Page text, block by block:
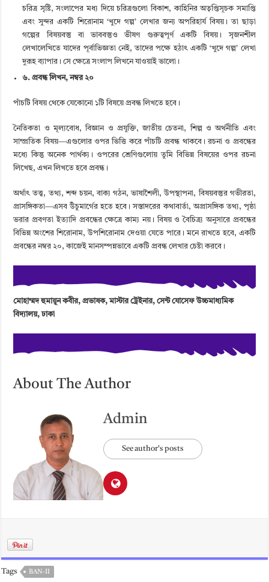
চরিত্র সৃষ্টি, সংলাপের মধ্য দিয়ে চরিত্রগুলো বিকাশ, কাহিনির অতৃপ্তিসূচক সমাপ্তি
এবং সুন্দর একটি শিরোনাম ‘খুদে গল্প’ লেখার জন্য অপরিহার্য বিষয়। তা ছাড়া
গল্পের বিষয়বস্তু বা ভাববস্তুও ভীষণ গুরুত্বপূর্ণ একটি বিষয়। সৃজনশীল
লেখালেখিতে যাদের পূর্বাভিজ্ঞতা নেই, তাদের পক্ষে হঠাৎ একটি ‘খুদে গল্প’ লেখা
দুরূহ ব্যাপার। সে ক্ষেত্রে সংলাপ লিখনে যাওয়াই ভালো।
৬. প্রবন্ধ লিখন, নম্বর ২০
পাঁচটি বিষয় থেকে যেকোনো ১টি বিষয়ে প্রবন্ধ লিখতে হবে।
নৈতিকতা ও মূল্যবোধ, বিজ্ঞান ও প্রযুক্তি, জাতীয় চেতনা, শিল্প ও অর্থনীতি এবং
সাম্প্রতিক বিষয়—এগুলোর ওপর ভিত্তি করে পাঁচটি প্রবন্ধ থাকবে। রচনা ও প্রবন্ধের
মধ্যে কিন্তু অনেক পার্থক্য। ওপরের শ্রেণিগুলোয় তুমি বিভিন্ন বিষয়ের ওপর রচনা
লিখেছ, এখন লিখতে হবে প্রবন্ধ।
অর্থাৎ তত্ত্ব, তথ্য, শব্দ চয়ন, বাক্য গঠন, ভাষাশৈলী, উপস্থাপনা, বিষয়বস্তুর গভীরতা,
প্রাসঙ্গিকতা—এসব উঁচুমার্গের হতে হবে। সস্তাদরের কথাবার্তা, অপ্রাসঙ্গিক তথ্য, পৃষ্ঠা
ভরার প্রবণতা ইত্যাদি প্রবন্ধের ক্ষেত্রে কাম্য নয়। বিষয় ও বৈচিত্র্য অনুসারে প্রবন্ধের
বিভিন্ন অংশের শিরোনাম, উপশিরোনাম দেওয়া যেতে পারে। মনে রাখতে হবে, একটি
প্রবন্ধের নম্বর ২০, কাজেই মানসম্পন্নভাবে একটি প্রবন্ধ লেখার চেষ্টা করবে।
মোহাম্মদ হুমায়ূন কবীর, প্রভাষক, মাস্টার ট্রেইনার, সেন্ট যোসেফ উচ্চমাধ্যমিক
বিদ্যালয়, ঢাকা
About The Author
Admin
See author's posts
Tags BAN-II